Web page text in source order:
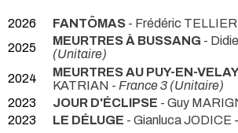
2026 FANTÔMAS - Frédéric TELLIER
2025
MEURTRES À BUSSANG -
(Unitaire)
2024
MEURTRES AU PUY-EN-
KATRIAN - France 3 (Unitaire)
2023
JOUR D'ÉCLIPSE - Guy
2023
LE DÉLUGE - Gianluca JODICE -